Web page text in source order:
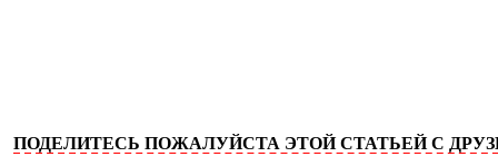
ПОЖАЛУЙСТА ЭТОЙ СТАТЬЕЙ С ДРУЗЬЯМИ!